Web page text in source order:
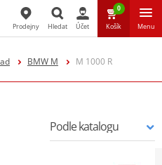
Hledat
Prodejny Hledat Účet
0
Košík Menu
BMW M M 1000 R